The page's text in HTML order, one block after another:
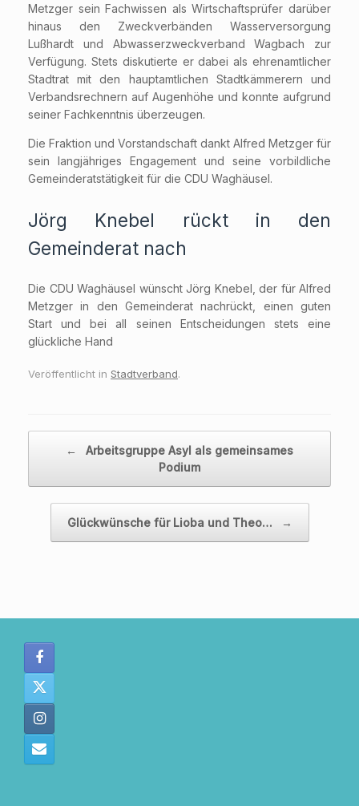
Metzger sein Fachwissen als Wirtschaftsprüfer darüber
hinaus den Zweckverbänden Wasserversorgung
Lußhardt und Abwasserzweckverband Wagbach zur
Verfügung. Stets diskutierte er dabei als ehrenamtlicher
Stadtrat mit den hauptamtlichen Stadtkämmerern und
Verbandsrechnern auf Augenhöhe und konnte aufgrund
seiner Fachkenntnis überzeugen.
Die Fraktion und Vorstandschaft dankt Alfred Metzger für
sein langjähriges Engagement und seine vorbildliche
Gemeinderatstätigkeit für die CDU Waghäusel.
Jörg Knebel rückt in den
Gemeinderat nach
Die CDU Waghäusel wünscht Jörg Knebel, der für Alfred
Metzger in den Gemeinderat nachrückt, einen guten
Start und bei all seinen Entscheidungen stets eine
glückliche Hand
Veröffentlicht in Stadtverband.
←
Arbeitsgruppe Asyl als gemeinsames
Podium
Glückwünsche für Lioba und Theo… →